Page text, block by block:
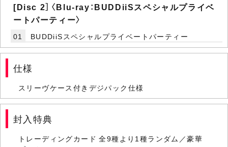
[Disc 2］〈Blu-ray：BUDDiiSスペシャルプライベ
ートパーティー〉
01 BUDDiiSスペシャルプライベートパーティー
仕様
スリーヴケース付きデジパック仕様
封入特典
トレーディングカード 全9種より1種ランダム／豪華